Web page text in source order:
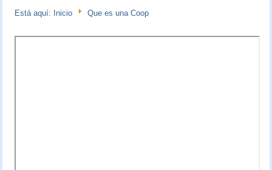
Está aquí: Inicio Que es una Coop